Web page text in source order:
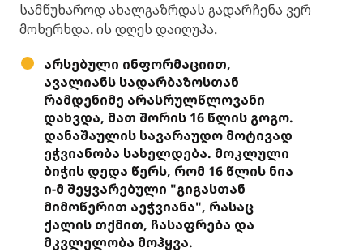
სამწუხაროდ ახალგაზრდას გადარჩენა ვერ
მოხერხდა. ის დღეს დაიღუპა.
არსებული ინფორმაციით,
ავალიანს სადარბაზოსთან
რამდენიმე არასრულწლოვანი
დახვდა, მათ შორის 16 წლის გოგო.
დანაშაულის სავარაუდო მოტივად
ეჭვიანობა სახელდება. მოკლული
ბიჭის დედა წერს, რომ 16 წლის ნია
ი-მ შეყვარებული "გიგასთან
მიმოწერით აეჭვიანა", რასაც
ქალის თქმით, ჩასაფრება და
მკვლელობა მოჰყვა.